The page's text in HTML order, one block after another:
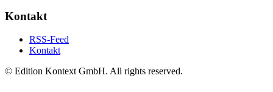
Kontakt
RSS-Feed
Kontakt
© Edition Kontext GmbH. All rights reserved.